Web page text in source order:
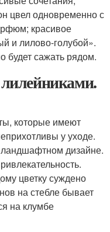
цвел одновременно с
красивое
и лилово-голубой».
будет сажать рядом.
которые имеют
у уходе.
дизайне.
цветку суждено
на стебле бывает
на клумбе